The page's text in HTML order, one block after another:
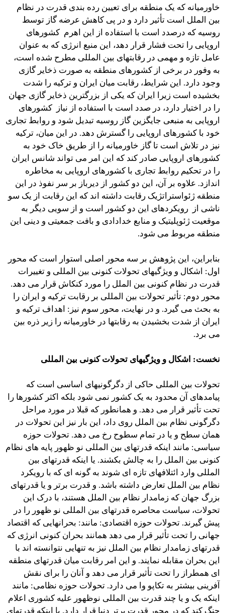
خاورمیانه که یک منطقه براى تعیین رده بندی قدرت در نظام
بین الملل است تأثير دارد و در پی کاهش عرضه گاز توسط
روسیه که درصدد است با استفاده از این اهرم کشورهای
اروپایی را تحت فشار قرار دهد، این منبع انرژی که به عنوان
عامل تازه و مهمی در رقابتهای بین المللی مطرح شده است،
به وفور در برخی از کشورهای منطقه به صورت ذخایر گازی
وجود دارد. این شرایط، رقابت میان ایران و ترکیه را شدت
بخشیده است زیرا ایران که یکی از بزرگترین ذخایر گازی جهان
را در اختیار دارد، در صدد است با استفاده از نیاز کشورهای
اروپایی به منبعی جایگزین گاز روسیه تبدیل شود و روابط تجاری
خود با کشورهای اروپایی را گسترش دهد. در این میان، ترکیه
نیز در تلاش است تا گاز خاورمیانه را از طریق خاک خود به
کشورهای اروپایی صادر کند که این امر می تواند شانس ایران
را در تحکیم روابط تجاری با کشورهای اروپایی به مخاطره
اندازد. علاوه بر آن، این دو کشور از دیرباز بر سر نفوذ در این
منطقه ژئواستراتژیک رقابت داشته اند که این رقابت از یک سو
ناشی از رویکردهای این دو کشور است و از سویی دیگر به
موقعیت ژئوپلیتیک و منابع خدادادی و بافت جمعیتی و دینی این
منطقه مربوط می شود.
بنابراین، این پژوهش بر سه محور اصلی استوار است که محور
اول: اشکال و ویژگیهای تحولات کنونی بین المللی و تغییرات
قدرت در نظام کنونی بین الملل را مورد کنکاش قرار می دهد.
محور دوم: تأثیر تحولات بین المللی بر رقابت ترکیه و ایران را
به بحث می گیرد. و در نهایت، محور سوم نیز: اهداف ترکیه و
ایران از شدت بخشیدن به رقابتها در خاورمیانه را زیر ذره بین
می برد.
نخست: اشکال و ویژگیهای تحولات کنونی بین المللی
تحولات بین المللی حاکی از دگرگونیهای اساسی است که
پیامدهای آن محدود به یک کشور نمی شود بلکه اکثر کشورها را
تحت تأثیر قرار می دهد. و همانطور که قبلا در مورد مراحل
دگرگونی نظام بین الملل روی داد، این بار نیز این تحولات در
همان سطح و یا در تمام سطوح رخ می دهد. تحولات حوزه
سیاسی: مانند اینکه قدرتهای بین المللی نو ظهور پایه های نظام
کنونی بین الملل را به چالش بکشند. یا اینکه قدرتهای بین
المللی وارد ائتلافهای تازه ای شوند به گونه ای که با رویکرد
نظام بین الملل تعارض داشته باشد. و قدرت برتر و یا قدرتهای
بزرگ جهان که زمامدار نظام بین الملل هستند، با درک این
تحولات، سیاست محاصره قدرتهای بین المللی نو ظهور را در
پیش گیرند. تحولات حوزه اقتصادی: مانند: بحرانهایی که اقتصاد
جهانی را تحت تأثیر قرار می دهد همانند بحران کنونی انرژی که
قدرتهای زمامدار نظام بین الملل نیز به تنهایی نتوانسته اند با
این بحران مقابله نمایند. و این امر رقابت میان قدرتهای منطقه
ای همطراز را تحت تأثیر قرار می دهد و آنان را برای نقش
آفرینی بیشتر به تکاپو وا می دارد. تحولات حوزه نظامی: مانند
اینکه یک و یا چند قدرت بین المللی نوظهور علیه کشوری اعلام
جنگ کند که در محور قدرت برتر دنیا قرار دارد. یا اینکه قدرتهای